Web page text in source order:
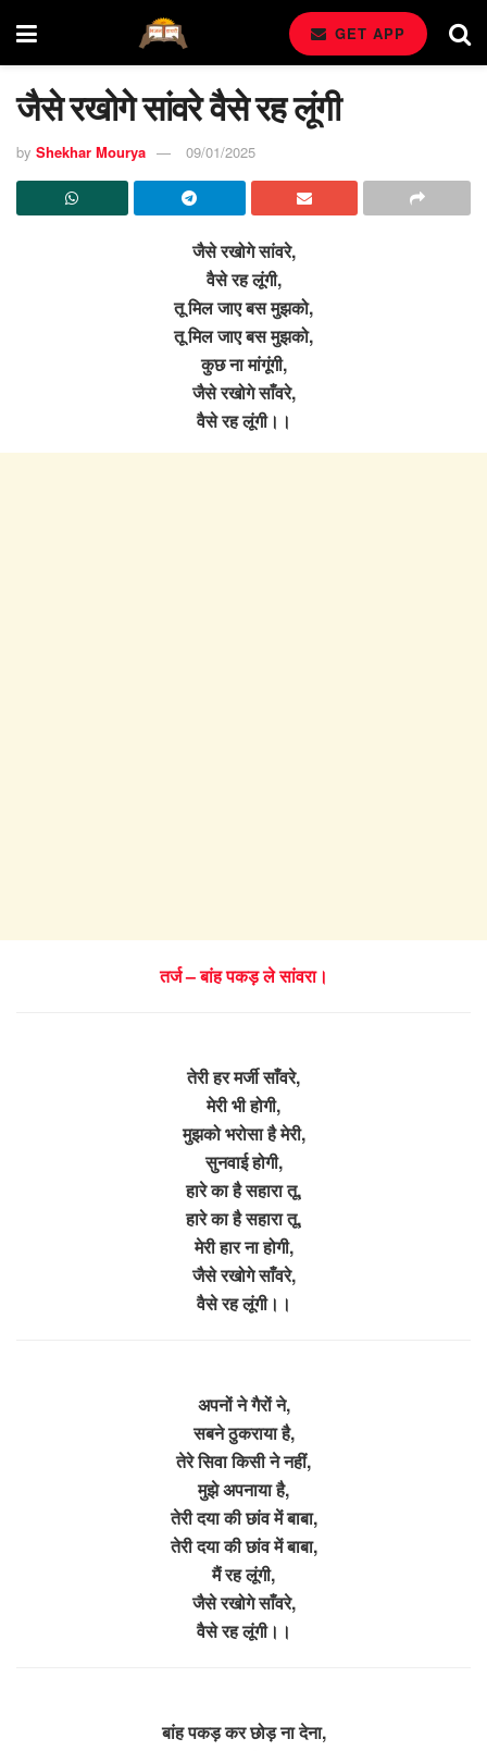
GET APP
जैसे रखोगे सांवरे वैसे रह लूंगी
by Shekhar Mourya 09/01/2025
जैसे रखोगे सांवरे,
वैसे रह लूंगी,
तू मिल जाए बस मुझको,
तू मिल जाए बस मुझको,
कुछ ना मांगूंगी,
जैसे रखोगे साँवरे,
वैसे रह लूंगी।।
तर्ज – बांह पकड़ ले सांवरा।
तेरी हर मर्जी साँवरे,
मेरी भी होगी,
मुझको भरोसा है मेरी,
सुनवाई होगी,
हारे का है सहारा तू,
हारे का है सहारा तू,
मेरी हार ना होगी,
जैसे रखोगे साँवरे,
वैसे रह लूंगी।।
अपनों ने गैरों ने,
सबने ठुकराया है,
तेरे सिवा किसी ने नहीं,
मुझे अपनाया है,
तेरी दया की छांव में बाबा,
तेरी दया की छांव में बाबा,
मैं रह लूंगी,
जैसे रखोगे साँवरे,
वैसे रह लूंगी।।
बांह पकड़ कर छोड़ ना देना,